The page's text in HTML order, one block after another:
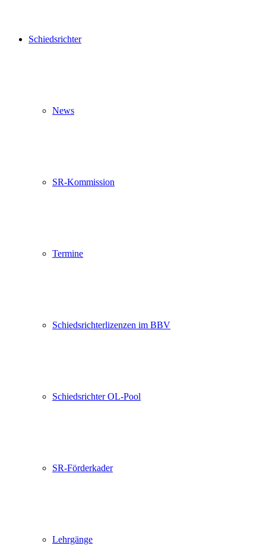
Schiedsrichter
News
SR-Kommission
Termine
Schiedsrichterlizenzen im BBV
Schiedsrichter OL-Pool
SR-Förderkader
Lehrgänge